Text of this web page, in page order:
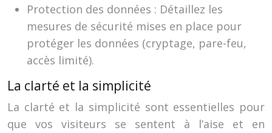
Protection des données : Détaillez les
mesures de sécurité mises en place pour
protéger les données (cryptage, pare-feu,
accès limité).
La clarté et la simplicité
La clarté et la simplicité sont essentielles pour
que vos visiteurs se sentent à l’aise et en